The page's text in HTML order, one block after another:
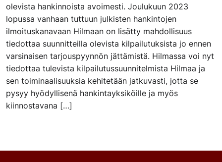
olevista hankinnoista avoimesti. Joulukuun 2023
lopussa vanhaan tuttuun julkisten hankintojen
ilmoituskanavaan Hilmaan on lisätty mahdollisuus
tiedottaa suunnitteilla olevista kilpailutuksista jo ennen
varsinaisen tarjouspyynnön jättämistä. Hilmassa voi nyt
tiedottaa tulevista kilpailutussuunnitelmista Hilmaa ja
sen toiminaalisuuksia kehitetään jatkuvasti, jotta se
pysyy hyödyllisenä hankintayksiköille ja myös
kiinnostavana […]